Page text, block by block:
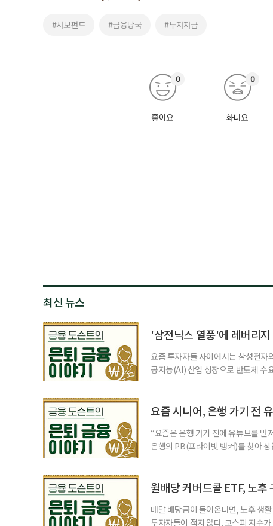
#사모펀드 #금융당국 #투자자금
좋아요
0
화나요
0
최신 뉴스
'삼전닉스 열풍'에 레버리
요즘 투자자들 사이에서는 삼성전자
공지능(AI) 산업 성장으로 반도체 수
투자자라면 반드시 알아야 할 핵심
요즘 시니어, 은행 가기 전
“요즘은 은행 가기 전에 유튜브를 먼
은행의 PB(프라이빗 뱅커)를 찾아
브에서 정보를 서울에 사는 60대 A
월배당 커버드콜 ETF, 노후
매달 배당금이 들어온다면, 노후 생
투자자들이 적지 않다. 코스피 지수